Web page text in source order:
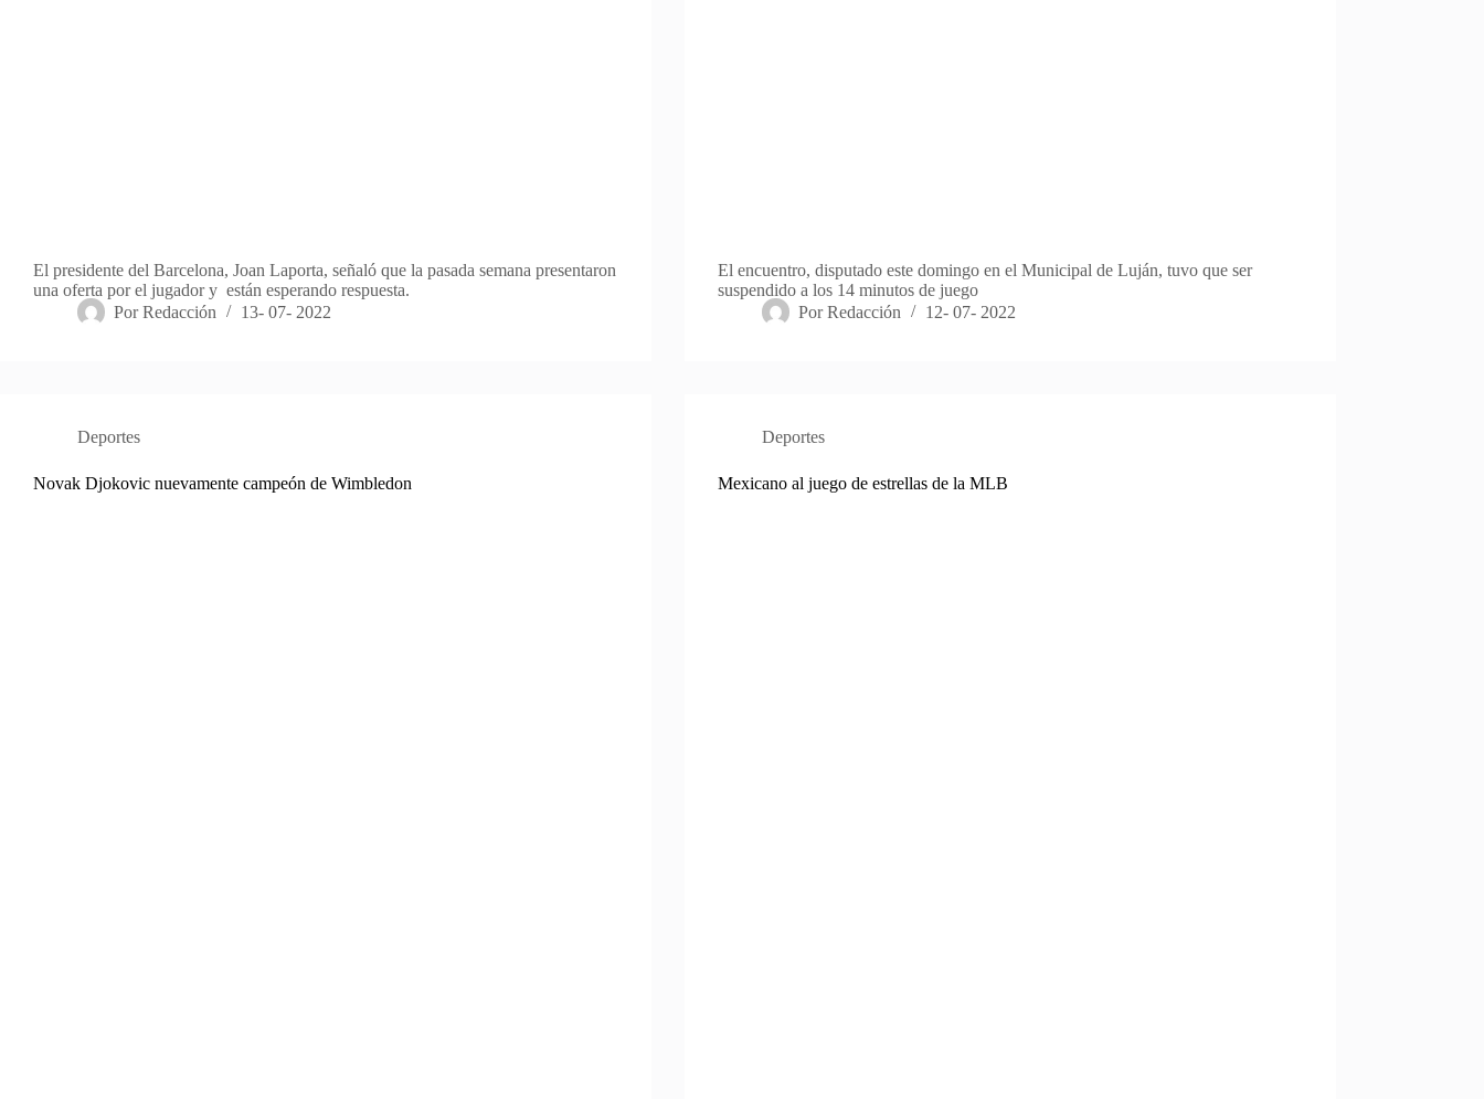
El presidente del Barcelona, Joan Laporta, señaló que la pasada semana presentaron
una oferta por el jugador y están esperando respuesta.
Por Redacción 13- 07- 2022
El encuentro, disputado este domingo en el Municipal de Luján, tuvo que ser
suspendido a los 14 minutos de juego
Por Redacción 12- 07- 2022
Deportes
Novak Djokovic nuevamente campeón de Wimbledon
Deportes
Mexicano al juego de estrellas de la MLB